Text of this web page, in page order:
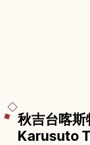
秋吉台喀
Karusuto